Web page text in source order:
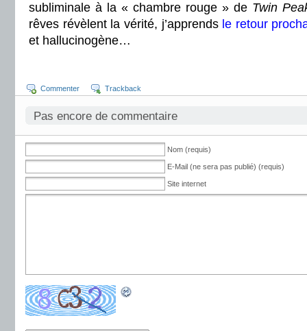
subliminale à la « chambre rouge » de Twin
rêves révèlent la vérité, j’apprends le retour
et hallucinogène…
Commenter Trackback
Pas encore de commentaire
Nom (requis)
E-Mail (ne sera pas publié) (requis)
Site internet